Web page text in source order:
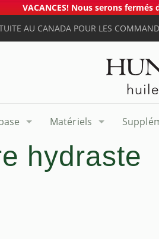
VACANCES! Nous serons
AU CANADA POUR LES
Matériels
hydraste